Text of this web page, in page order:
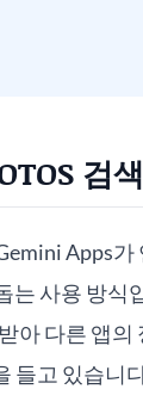
검
Apps
는 사용 방식
아 다른 앱
들고 있습니